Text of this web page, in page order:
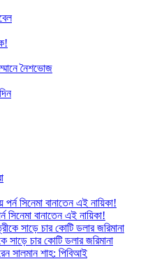
নৈশভোজ
সিনেমা বানাতেন এই নায়িকা!
সাড়ে চার কোটি ডলার জরিমানা